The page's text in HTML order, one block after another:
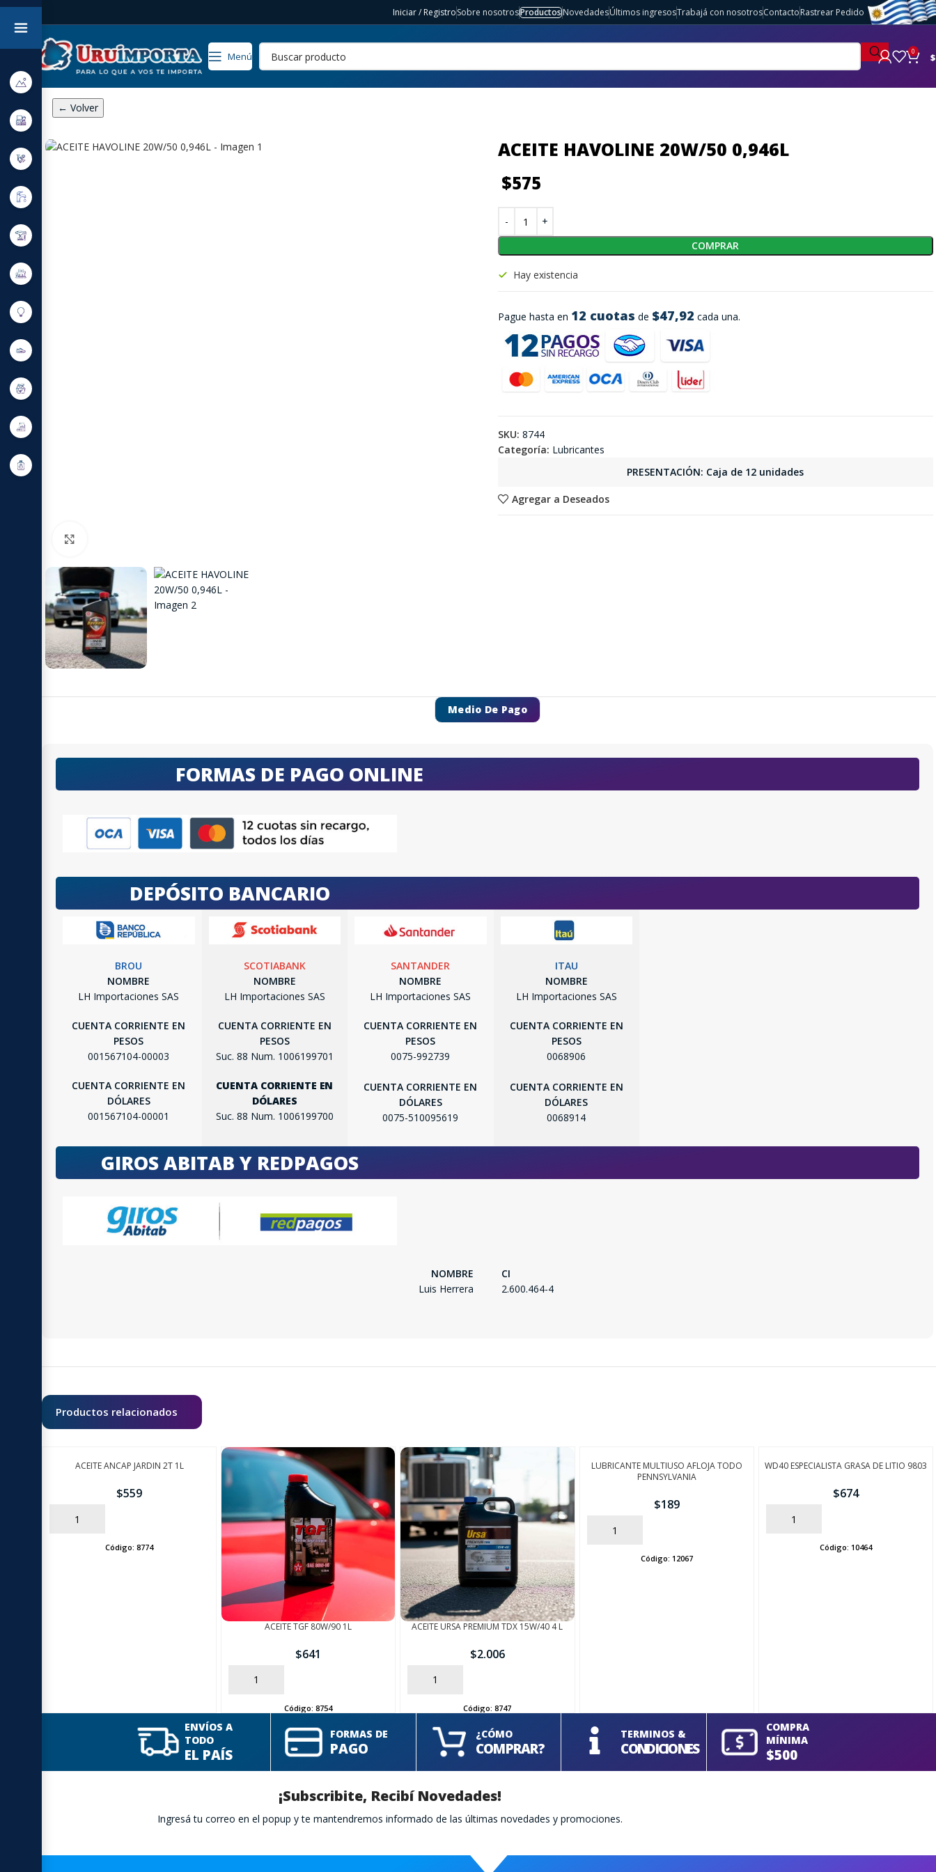
Iniciar / RegistroSobre nosotrosProductosNovedadesÚltimos ingresosTrabajá con nosotrosContactoRastrear Pedido
Menú 0 $
← Volver
ACEITE HAVOLINE 20W/50 0,946L
$575
Pague hasta en 12 cuotas de $47,92 cada una.
Hay existencia
COMPRAR
Agregar a Deseados
SKU: 8744
Categoría: Lubricantes
PRESENTACIÓN: Caja de 12 unidades
Medio De Pago
FORMAS DE PAGO ONLINE
DEPÓSITO BANCARIO
BROU
NOMBRE
LH Importaciones SAS
CUENTA CORRIENTE EN
PESOS
001567104-00003
CUENTA CORRIENTE EN
DÓLARES
001567104-00001
SCOTIABANK
NOMBRE
LH Importaciones SAS
CUENTA CORRIENTE EN
PESOS
Suc. 88 Num. 1006199701
CUENTA CORRIENTE EN
DÓLARES
Suc. 88 Num. 1006199700
SANTANDER
NOMBRE
LH Importaciones SAS
CUENTA CORRIENTE EN
PESOS
0075-992739
CUENTA CORRIENTE EN
DÓLARES
0075-510095619
ITAU
NOMBRE
LH Importaciones SAS
CUENTA CORRIENTE EN
PESOS
0068906
CUENTA CORRIENTE EN
DÓLARES
0068914
GIROS ABITAB Y REDPAGOS
NOMBRE
Luis Herrera
CI
2.600.464-4
Productos relacionados
ACEITE ANCAP JARDIN 2T 1L
$559
AÑADIR
Código:8774
ACEITE TGF 80W/90 1L
$641
AÑADIR
Código:8754
ACEITE URSA PREMIUM TDX 15W/40 4 L
$2.006
AÑADIR
Código:8747
LUBRICANTE MULTIUSO AFLOJA TODO
PENNSYLVANIA
$189
AÑADIR
Código: 12067
WD40 ESPECIALISTA GRASA DE LITIO 9803
$674
AÑADIR
Código: 10464
ENVÍOS A
TODO
EL PAÍS
FORMAS DE
PAGO
¿CÓMO
COMPRAR?
TERMINOS &
CONDICIONES
COMPRA
MÍNIMA
$500
¡Subscribite, Recibí Novedades!
Ingresá tu correo en el popup y te mantendremos informado de las últimas novedades y promociones.
SEGUÍ COMPRANDO
FINALIZÁ TU COMPRA